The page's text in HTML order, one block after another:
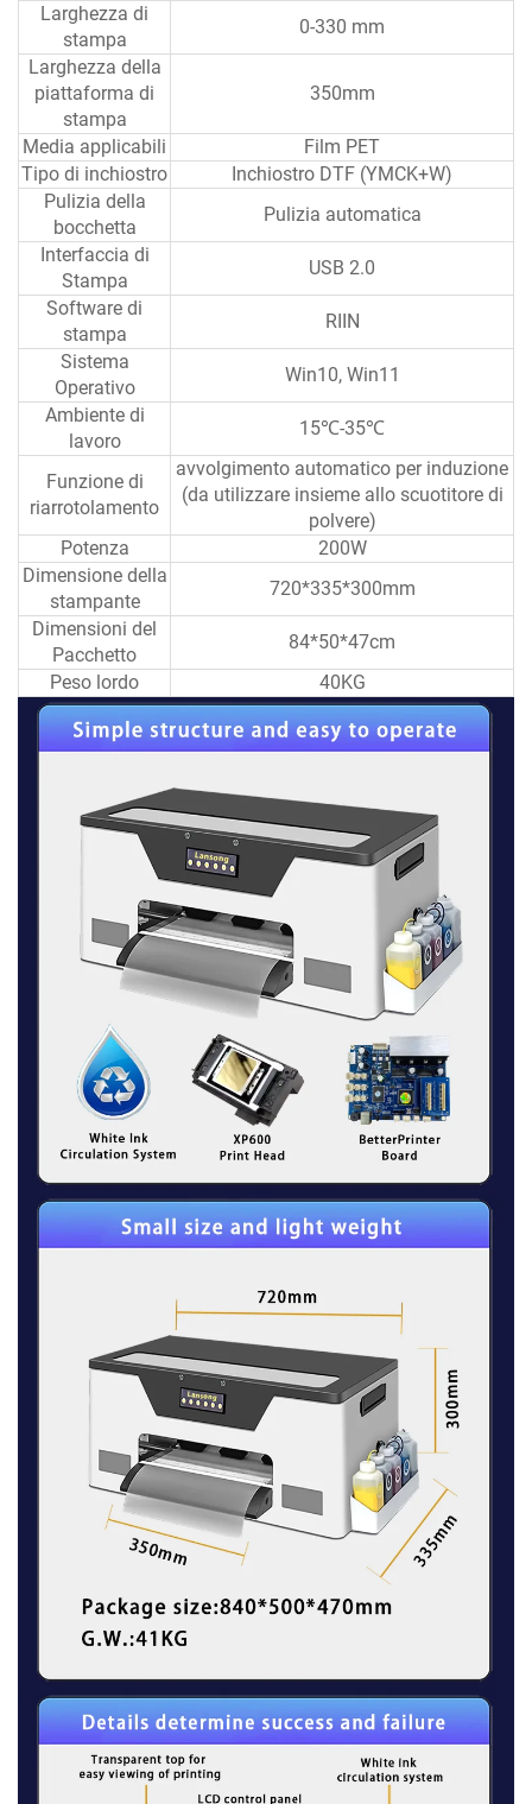
Larghezza di
stampa
0-330 mm
Larghezza della
piattaforma di
stampa
350mm
Media applicabili
Film PET
Tipo di inchiostro
Inchiostro DTF (YMCK+W)
Pulizia della
bocchetta
Pulizia automatica
Interfaccia di
Stampa
USB 2.0
Software di
stampa
RIIN
Sistema
Operativo
Win10, Win11
Ambiente di
lavoro
15℃-35℃
Funzione di
riarrotolamento
avvolgimento automatico per induzione
(da utilizzare insieme allo scuotitore di
polvere)
Potenza
200W
Dimensione della
stampante
720*335*300mm
Dimensioni del
Pacchetto
84*50*47cm
Peso lordo
40KG